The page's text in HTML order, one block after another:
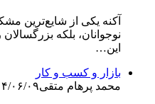
آکنه یکی از شایع‌ترین
نوجوانان، بلکه
این…
بازار و کسب و کار
محمد پرهام متقی۱۴۰۴/